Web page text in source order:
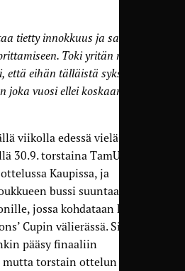
tietty innokkuus ja samalla
Toki yritän nähdä
että eihän tälläistä syksyä
joka vuosi ellei koskaan”
viikolla edessä vielä
30.9. torstaina TamU
Kaupissa, ja
bussi suuntaa
jossa kohdataan FC
Cupin välierässä. Silloin
pääsy finaaliin
torstain ottelun